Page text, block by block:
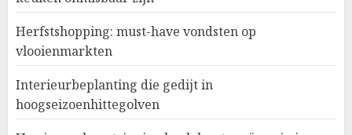
Herfstshopping: must-have vondsten op
vlooienmarkten
Interieurbeplanting die gedijt in
hoogseizoenhittegolven